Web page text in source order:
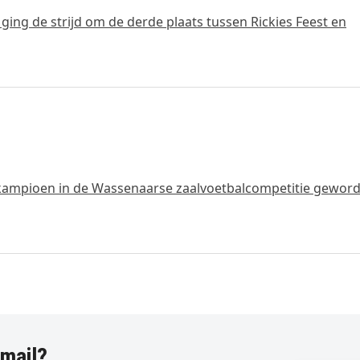
de strijd om de derde plaats tussen Rickies Feest en
in de Wassenaarse zaalvoetbalcompetitie